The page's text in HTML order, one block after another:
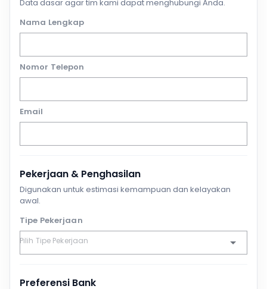
Data dasar agar tim kami dapat menghubungi Anda.
Nama Lengkap
Nomor Telepon
Email
Pekerjaan & Penghasilan
Digunakan untuk estimasi kemampuan dan kelayakan
awal.
Tipe Pekerjaan
Preferensi Bank